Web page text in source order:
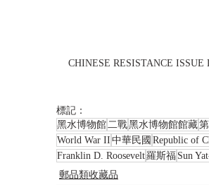
CHINESE RESISTANCE ISSUE
標記：
黑水博物館 二戰黑水博物館館藏
World War II 中華民國 Republic of
Franklin D. Roosevelt羅斯福 Sun
郵品類收藏品